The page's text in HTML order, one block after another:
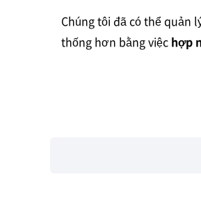
Chúng tôi đã có thể quản
thống hơn bằng việc hợp